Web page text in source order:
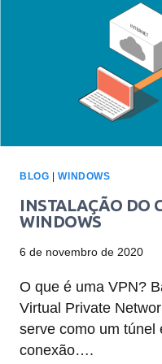
BLOG |WINDOWS
INSTALAÇÃO DO
WINDOWS
6 de novembro de 2020
O que é uma VPN?
Virtual Private
serve como um túnel
conexão….